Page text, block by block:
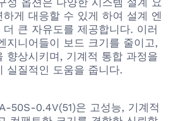
하게 대응할 수 있게 하여 설계 엔
더 큰 자유도를 제공합니다. 이러
지니어들이 보드 크기를 줄이고,
향상시키며, 기계적 통합 과정을
실질적인 도움을 줍니다.
50S-0.4V(51)은 고성능, 기계적